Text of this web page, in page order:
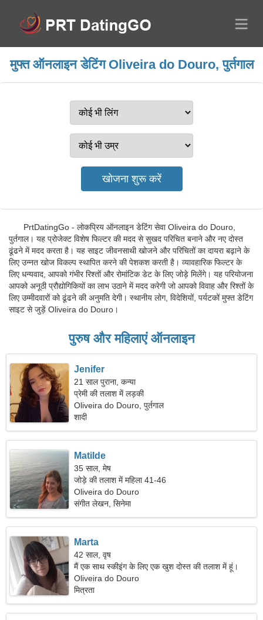
मुफ्त ऑनलाइन डेटिंग Oliveira do Douro, पुर्तगाल
PrtDatingGo - लोकप्रिय ऑनलाइन डेटिंग सेवा Oliveira do Douro,
पुर्तगाल। यह प्रोजेक्ट विशेष फिल्टर की मदद से सुखद परिचित बनाने और नए दोस्त
ढूंढने में मदद करता है। यह साइट जीवनसाथी खोजने और परिचितों का दायरा बढ़ाने के
लिए उन्नत खोज विकल्प स्थापित करने की पेशकश करती है। व्यावहारिक फिल्टर के
लिए धन्यवाद, आपको गंभीर रिश्तों और रोमांटिक डेट के लिए जोड़े मिलेंगे। यह परियोजना
आपको अनूठी प्रौद्योगिकियों का लाभ उठाने में मदद करेगी जो आपको विवाह और रिश्तों के
लिए उम्मीदवारों को ढूंढने की अनुमति देगी। स्थानीय लोग, विदेशियों, पर्यटकों मुफ्त डेटिंग
साइट से जुड़ें Oliveira do Douro।
पुरुष और महिलाएं ऑनलाइन
Jenifer
21 साल पुराना, कन्या
प्रेमी की तलाश में लड़की
Oliveira do Douro, पुर्तगाल
शादी
Matilde
35 साल, मेष
जोड़े की तलाश में महिला 41-46
Oliveira do Douro
संगीत लेखन, सिनेमा
Marta
42 साल, वृष
मैं एक साथ स्कीइंग के लिए एक खुश दोस्त की तलाश में हूं।
Oliveira do Douro
मित्रता